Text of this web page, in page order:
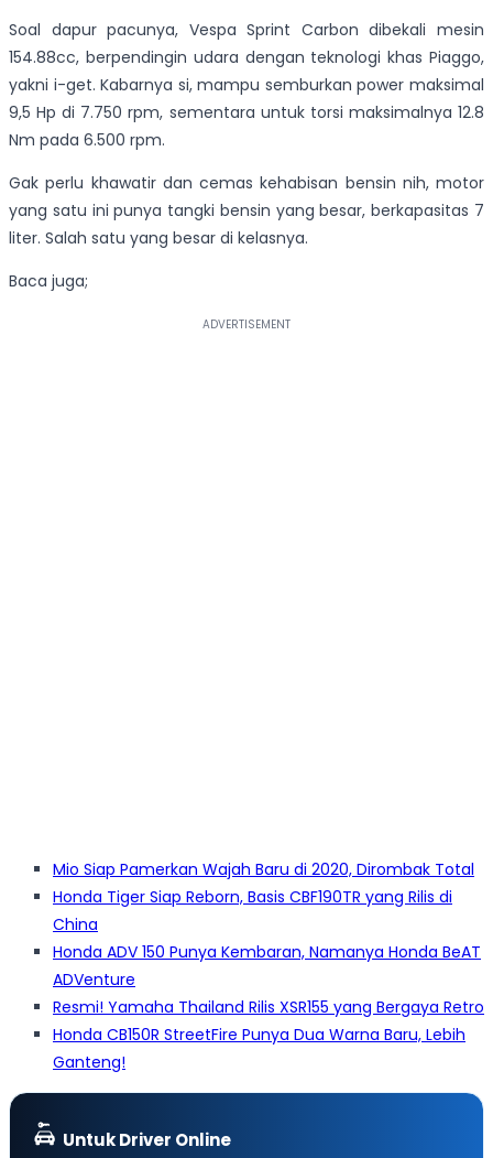
Soal dapur pacunya, Vespa Sprint Carbon dibekali mesin
154.88cc, berpendingin udara dengan teknologi khas Piaggo,
yakni i-get. Kabarnya si, mampu semburkan power maksimal
9,5 Hp di 7.750 rpm, sementara untuk torsi maksimalnya 12.8
Nm pada 6.500 rpm.
Gak perlu khawatir dan cemas kehabisan bensin nih, motor
yang satu ini punya tangki bensin yang besar, berkapasitas 7
liter. Salah satu yang besar di kelasnya.
Baca juga;
Mio Siap Pamerkan Wajah Baru di 2020, Dirombak Total
Honda Tiger Siap Reborn, Basis CBF190TR yang Rilis di
China
Honda ADV 150 Punya Kembaran, Namanya Honda BeAT
ADVenture
Resmi! Yamaha Thailand Rilis XSR155 yang Bergaya Retro
Honda CB150R StreetFire Punya Dua Warna Baru, Lebih
Ganteng!
Untuk Driver Online